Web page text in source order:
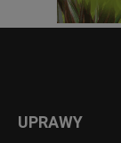
UPRAWY